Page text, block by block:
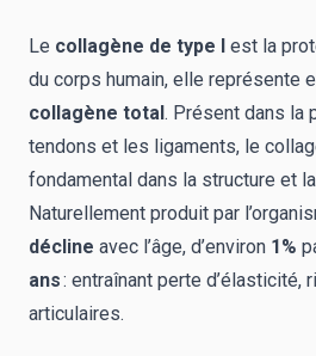
Le collagène de type I est la
du corps humain, elle représente
collagène total. Présent dans la
tendons et les ligaments, le
fondamental dans la structure et
Naturellement produit par
décline avec l’âge, d’environ 1%
ans: entraînant perte d’élasticité,
articulaires.